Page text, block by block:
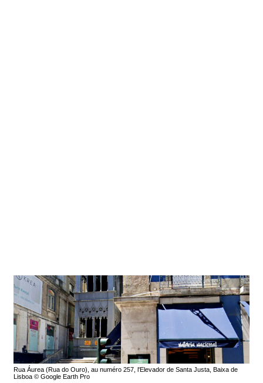
Rua Áurea (Rua do Ouro), au numéro 257, l'Elevador de Santa Justa, Baixa de
Lisboa © Google Earth Pro